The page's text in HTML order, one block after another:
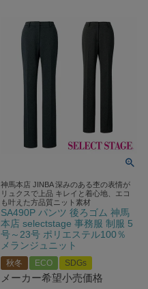
神馬本店 JINBA 深みのある杢の表情が
リュクスで上品 キレイと着心地、エコ
も叶えた方品質ニット素材
SA490P パンツ 後ろゴム 神馬
本店 selectstage 事務服 制服 5
号～23号 ポリエステル100％
メランジュニット
秋冬 ECO SDGs
メーカー希望小売価格